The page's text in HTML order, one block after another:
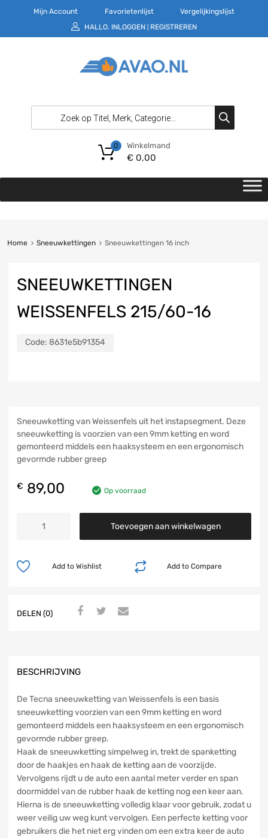
Mijn Account Favorietenlijst
Vergelijkingslijst
HALLO. INLOGGEN REGISTREREN
Winkelmand
€0,00
0
Home Sneeuwkettingen Sneeuwkettingen 16 inch
SNEEUWKETTINGEN
WEISSENFELS 215/60-16
Code: 8631e5b91354
Sneeuwketting van Weissenfels uit het instapsegment. Deze
sneeuwketting is voorzien van een 9mm ketting en word
gemonteerd middels een haaksysteem en een ergonomisch
gevormde rubber greep
€ 89,00 Op voorraad
Toevoegen aan winkelwagen
Add to Compare
Add to Wishlist
DELEN (0)
BESCHRIJVING
De Tecna sneeuwketting van Weissenfels is een basis
sneeuwketting voorzien van een 9mm ketting en word
gemonteerd middels een haaksysteem en een ergonomisch
gevormde rubber greep.
Haak de sneeuwketting simpelweg in, trekt de spanketting
door de haakjes en haak de ketting aan de voorzijde.
Vervolgens rijdt u de auto een aantal meter verder en span
doormiddel van de rubber haak de ketting nog een keer aan.
Hierna is de sneeuwketting volledig klaar voor gebruik, zodat u
weer veilig uw weg kunt vervolgen. Een perfecte ketting voor
gebruikers die het niet erg vinden om een extra keer de auto